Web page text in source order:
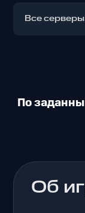
Все серверы
По
Об